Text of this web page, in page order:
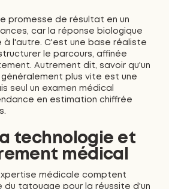
promesse de résultat en un
car la réponse biologique
à l'autre. C'est une base réaliste
le parcours, affinée
Autrement dit, savoir qu'un
plus vite est une
seul un examen médical
en estimation chiffrée
technologie et
médical
médicale comptent
du tatouage pour la réussite d'un